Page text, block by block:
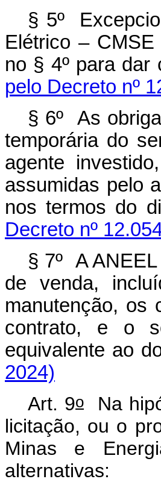
§ 5º
Elétrico –
no § 4º para
pelo Decreto nº
§ 6º As
temporária do
agente
assumidas pelo
nos termos do
Decreto nº
§ 7º A
de venda,
manutenção, os
contrato, e o
equivalente ao
2024)
Art. 9o
Na
licitação, ou o
Minas e
alternativas: